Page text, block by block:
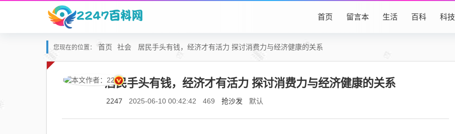
首页 留言本 生活 百科 科技
您现在的位置： 首页 社会 居民手头有钱，经济才有活力 探讨消费力与经济健康的关系
居民手头有钱，经济才有活力 探讨消费力与经济健康的关系
2247 2025-06-10 00:42:42 469 抢沙发 默认